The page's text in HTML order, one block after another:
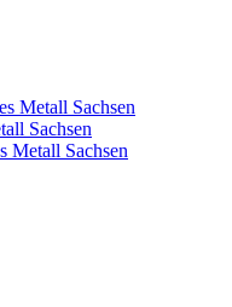
Metall Sachsen
Sachsen
Metall Sachsen